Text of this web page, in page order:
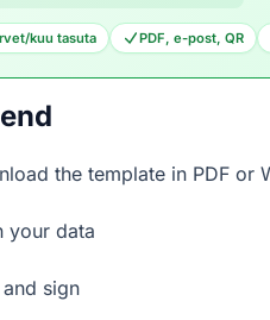
kuu tasuta PDF, e-post, QR
the template in PDF or
your data
sign